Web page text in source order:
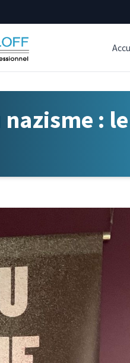
: